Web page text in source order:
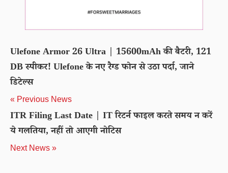
Ulefone Armor 26 Ultra | 15600mAh की बैटरी, 121
DB स्पीकर! Ulefone के नए रैग्ड फोन से उठा पर्दा, जाने
डिटेल्स
« Previous News
ITR Filing Last Date | IT रिटर्न फाइल करते समय न करें
ये गलतिया, नहीं तो आएगी नोटिस
Next News »